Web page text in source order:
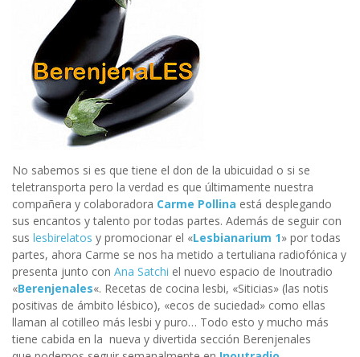
No sabemos si es que tiene el don de la ubicuidad o si se
teletransporta pero la verdad es que últimamente nuestra
compañera y colaboradora Carme Pollina está desplegando
sus encantos y talento por todas partes. Además de seguir con
sus lesbirelatos y promocionar el «Lesbianarium 1» por todas
partes, ahora Carme se nos ha metido a tertuliana radiofónica y
presenta junto con Ana Satchi el nuevo espacio de Inoutradio
«Berenjenales«. Recetas de cocina lesbi, «Siticias» (las notis
positivas de ámbito lésbico), «ecos de suciedad» como ellas
llaman al cotilleo más lesbi y puro… Todo esto y mucho más
tiene cabida en la nueva y divertida sección Berenjenales